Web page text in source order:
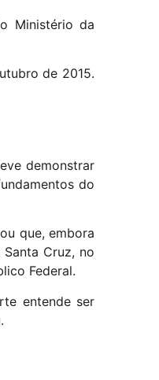
Ministério da
de 2015.
demonstrar
do
que, embora
Cruz, no
Federal.
entende ser